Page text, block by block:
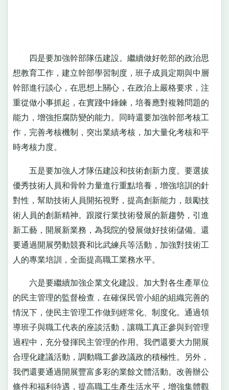
四是要加強幹部隊伍建設。繼續做好乾部的政治思
想教育工作，建立幹部學習制度，班子成員定期與中層
幹部進行談心，在思想上關心，在政治上嚴格要求，注
重從做小事抓起，在實踐中錘鍊，培養應對複雜問題的
能力，增強拒腐防變的能力。同時還要加強幹部考核工
作，完善考核機制，突出業績考核，加大量化考核和平
時考核力度。
五是要加強人才隊伍建設和技術創新力度。要選拔
優秀技術人員和骨幹力量進行重點培養，增強培訓的針
對性，幫助技術人員開拓視野，提高創新能力，鼓勵技
術人員的創新精神。跟蹤行業技術發展的新趨勢，引進
新工藝，開展新業務，為我院的發展做好技術儲備。還
要通過開展勞動競賽和比武練兵等活動，加強對技術工
人的專業培訓，全面提高職工業務水平。
六是要繼續加強企業文化建設。加大對各生產單位
的民主管理的監督檢查，在確保民管小組的組織完善的
情況下，使民主管理工作做到經常化、制度化。通過領
導班子與職工代表的座談活動，讓職工真正參與到管理
過程中，充分發揮民主管理的作用。我們還要大力開展
合理化建議活動，調動職工參政議政的積極性。另外，
我們還要通過開展豐富多彩的業餘文體活動。改善辦公
條件和福利待遇，提高職工生產生活水平，增強集體觀